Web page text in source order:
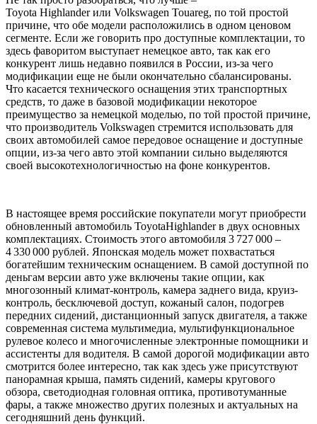
Toyota Highlander или Volkswagen Touareg, по той простой
причине, что обе модели расположились в одном ценовом
сегменте. Если же говорить про доступные комплектации, то
здесь фаворитом выступает немецкое авто, так как его
конкурент лишь недавно появился в России, из-за чего
модификации еще не были окончательно сбалансированы.
Что касается технического оснащения этих транспортных
средств, то даже в базовой модификации некоторое
преимущество за немецкой моделью, по той простой причине,
что производитель Volkswagen стремится использовать для
своих автомобилей самое передовое оснащение и доступные
опции, из-за чего авто этой компании сильно выделяются
своей высокотехнологичностью на фоне конкурентов.
В настоящее время российские покупатели могут приобрести
обновленный автомобиль ToyotaHighlander в двух основных
комплектациях. Стоимость этого автомобиля 3 727 000 –
4 330 000 рублей. Японская модель может похвастаться
богатейшим техническим оснащением. В самой доступной по
деньгам версии авто уже включены такие опции, как
многозонный климат-контроль, камера заднего вида, круиз-
контроль, бесключевой доступ, кожаный салон, подогрев
передних сидений, дистанционный запуск двигателя, а также
современная система мультимедиа, мультифункциональное
рулевое колесо и многочисленные электронные помощники и
ассистенты для водителя. В самой дорогой модификации авто
смотрится более интересно, так как здесь уже присутствуют
панорамная крыша, память сидений, камеры кругового
обзора, светодиодная головная оптика, противотуманные
фары, а также множество других полезных и актуальных на
сегодняшний день функций.